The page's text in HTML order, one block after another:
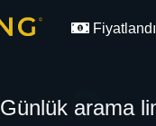
Günlük arama